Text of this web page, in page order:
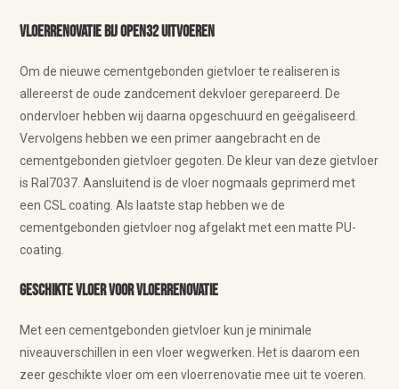
Vloerrenovatie bij Open32 uitvoeren
Om de nieuwe cementgebonden gietvloer te realiseren is
allereerst de oude zandcement dekvloer gerepareerd. De
ondervloer hebben wij daarna opgeschuurd en geëgaliseerd.
Vervolgens hebben we een primer aangebracht en de
cementgebonden gietvloer gegoten. De kleur van deze gietvloer
is Ral7037. Aansluitend is de vloer nogmaals geprimerd met
een CSL coating. Als laatste stap hebben we de
cementgebonden gietvloer nog afgelakt met een matte PU-
coating.
Geschikte vloer voor vloerrenovatie
Met een cementgebonden gietvloer kun je minimale
niveauverschillen in een vloer wegwerken. Het is daarom een
zeer geschikte vloer om een vloerrenovatie mee uit te voeren.